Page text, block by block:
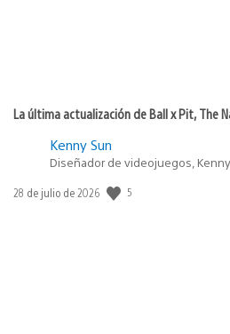
La última actualización de Ball x Pit, The
Kenny Sun
Diseñador de videojuegos,
Fecha
28 de julio de 2026 5